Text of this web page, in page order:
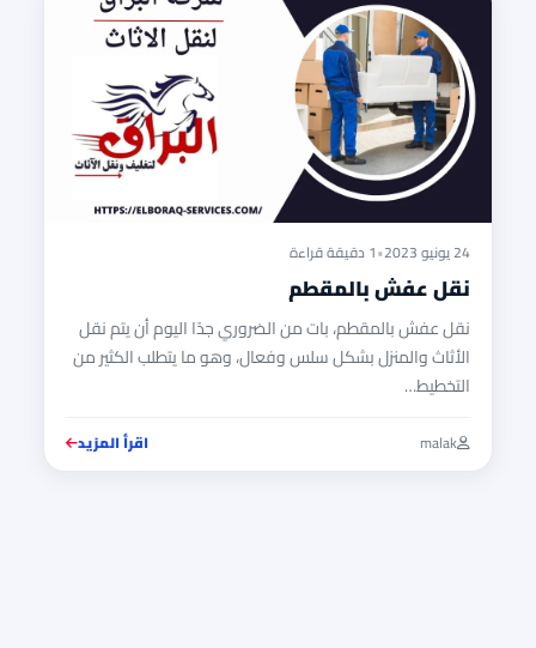
24 يونيو 2023 •1 دقيقة قراءة
نقل عفش بالمقطم
نقل عفش بالمقطم، بات من الضروري جدًا اليوم أن يتم نقل
الأثاث والمنزل بشكل سلس وفعال، وهو ما يتطلب الكثير من
التخطيط…
malak اقرأ المزيد